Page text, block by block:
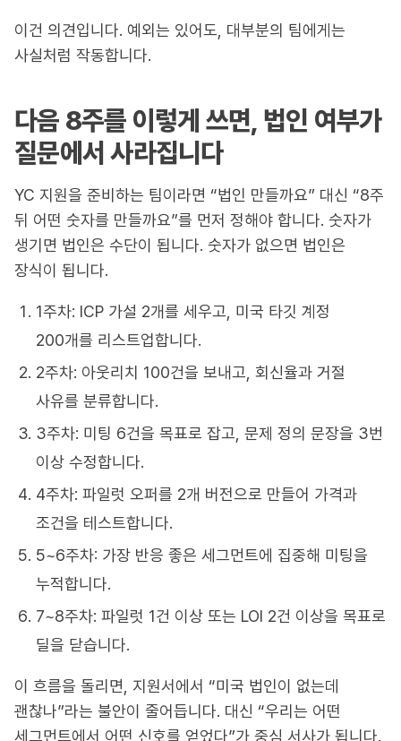
이건 의견입니다. 예외는 있어도, 대부분의 팀에게는
사실처럼 작동합니다.
다음 8주를 이렇게 쓰면, 법인 여부가
질문에서 사라집니다
YC 지원을 준비하는 팀이라면 “법인 만들까요” 대신 “8주
뒤 어떤 숫자를 만들까요”를 먼저 정해야 합니다. 숫자가
생기면 법인은 수단이 됩니다. 숫자가 없으면 법인은
장식이 됩니다.
1주차: ICP 가설 2개를 세우고, 미국 타깃 계정
200개를 리스트업합니다.
2주차: 아웃리치 100건을 보내고, 회신율과 거절
사유를 분류합니다.
3주차: 미팅 6건을 목표로 잡고, 문제 정의 문장을 3번
이상 수정합니다.
4주차: 파일럿 오퍼를 2개 버전으로 만들어 가격과
조건을 테스트합니다.
5~6주차: 가장 반응 좋은 세그먼트에 집중해 미팅을
누적합니다.
7~8주차: 파일럿 1건 이상 또는 LOI 2건 이상을 목표로
딜을 닫습니다.
이 흐름을 돌리면, 지원서에서 “미국 법인이 없는데
괜찮나”라는 불안이 줄어듭니다. 대신 “우리는 어떤
세그먼트에서 어떤 신호를 얻었다”가 중심 서사가 됩니다.